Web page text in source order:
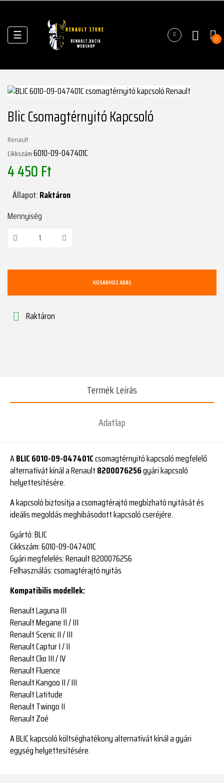
Váltás
a
navigációhoz
☰ 0
Blic Csomagtérnyitó Kapcsoló
Renault
Cikkszám6010-09-047401C
4 450 Ft
Állapot:Raktáron
Mennyiség
KOSÁRHOZ ADÁS
 Raktáron
Termék Leírás
Adatlap
ABLIC 6010-09-047401Ccsomagtérnyitó kapcsoló megfelelő
alternatívát kínál a Renault8200076256gyári kapcsoló
helyettesítésére.
A kapcsoló biztosítja a csomagtérajtó megbízható nyitását és
ideális megoldás meghibásodott kapcsoló cseréjére.
Gyártó:BLIC
Cikkszám:6010-09-047401C
Gyári megfelelés:Renault 8200076256
Felhasználás:csomagtérajtó nyitás
Kompatibilis modellek:
Renault Laguna III
Renault Megane II / III
Renault Scenic II / III
Renault Captur I / II
Renault Clio III / IV
Renault Fluence
Renault Kangoo II / III
Renault Latitude
Renault Twingo II
Renault Zoé
A BLIC kapcsoló költséghatékony alternatívát kínál a gyári
egység helyettesítésére.